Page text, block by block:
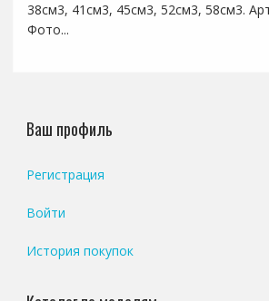
38см3, 41см3, 45см3, 52см3, 58см3.
Фото...
Ваш профиль
Регистрация
Войти
История покупок